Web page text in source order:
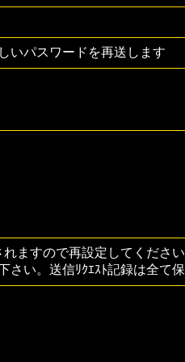
いパスワードを再送します
ますので再設定してください
い。送信ﾘｸｴｽﾄ記録は全て保